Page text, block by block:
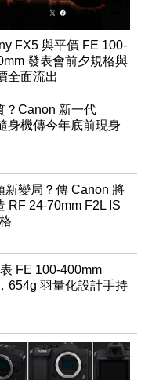
FX5 與平價 FE 100-
發表會前夕規格與
全面流出
？Canon 新一代
身機傳今年底前現身
新變局？傳 Canon 將
RF 24-70mm F2L IS
FE 100-400mm
654g 羽量化設計手持